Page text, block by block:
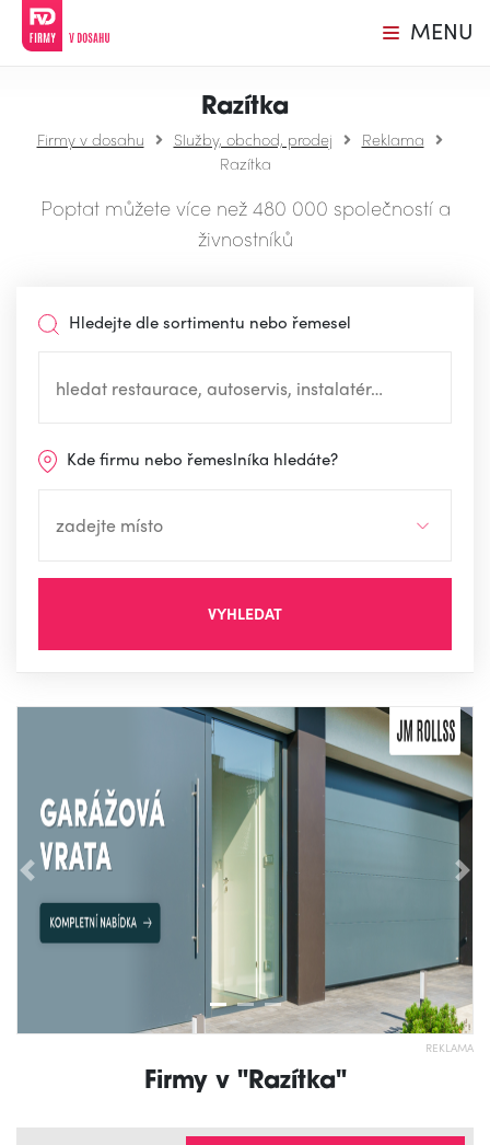
MENU
Razítka
Firmy v dosahu Služby, obchod, prodej
Reklama
Razítka
Poptat můžete více než 480 000 společností a
živnostníků
Hledejte dle sortimentu nebo řemesel
Kde firmu nebo řemeslníka hledáte?
VYHLEDAT
Předchozí
REKLAMA
Firmy v "Razítka"